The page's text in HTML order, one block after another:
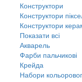
Конструктори
Конструктори
Конструктори
Показати всі
Акварель
Фарби пальчикові
Крейда
Набори